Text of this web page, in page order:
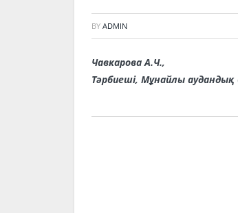
BY ADMIN
Чавкарова А.Ч.,
Тәрбиеші, Мұнайлы